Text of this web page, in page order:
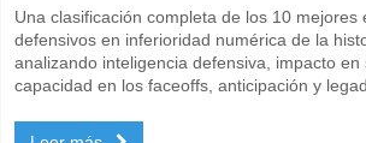
Hubei Chufeng Heli para el Ganador del
Marcarán ambos equipos en el
No para Ambos Equipos Marcan, con un
Una clasificación completa de los 10 mejores
defensivos en inferioridad numérica de la
analizando inteligencia defensiva, impacto en
capacidad en los faceoffs, anticipación y